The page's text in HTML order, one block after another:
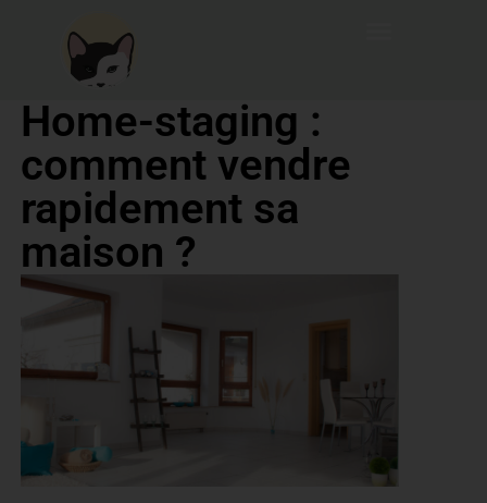
Home-staging :
comment vendre
rapidement sa
maison ?